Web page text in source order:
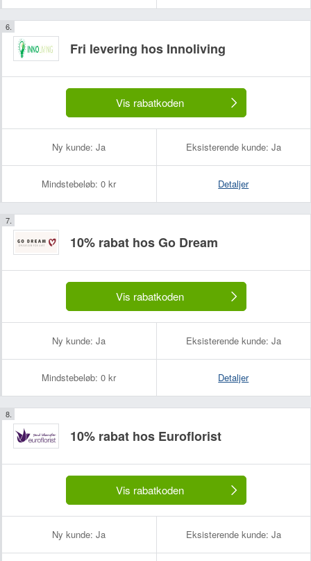
Fri levering hos Innoliving
Vis rabatkoden
Ny kunde: Ja Eksisterende kunde: Ja
Mindstebeløb: 0 kr Detaljer
10% rabat hos Go Dream
Vis rabatkoden
Ny kunde: Ja Eksisterende kunde: Ja
Mindstebeløb: 0 kr Detaljer
10% rabat hos Euroflorist
Vis rabatkoden
Ny kunde: Ja Eksisterende kunde: Ja